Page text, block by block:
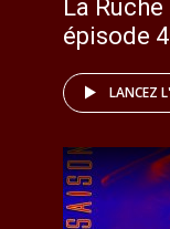
La
épisode
LANCEZ